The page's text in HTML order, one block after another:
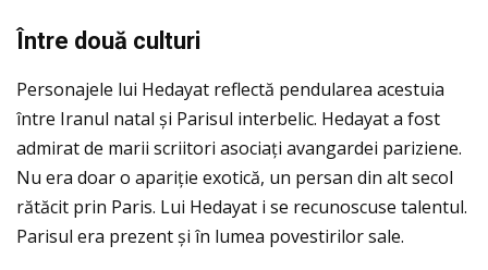
Între două culturi
Personajele lui Hedayat reflectă pendularea acestuia
între Iranul natal și Parisul interbelic. Hedayat a fost
admirat de marii scriitori asociaţi avangardei pariziene.
Nu era doar o apariţie exotică, un persan din alt secol
rătăcit prin Paris. Lui Hedayat i se recunoscuse talentul.
Parisul era prezent și în lumea povestirilor sale.